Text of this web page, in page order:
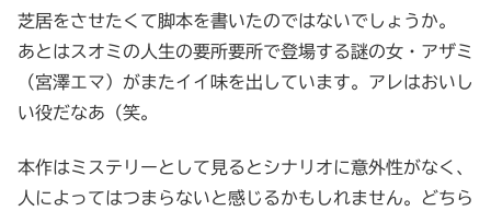
芝居をさせたくて脚本を書いたのではないでしょうか。
あとはスオミの人生の要所要所で登場する謎の女・アザミ
（宮澤エマ）がまたイイ味を出しています。アレはおいし
い役だなあ（笑。
本作はミステリーとして見るとシナリオに意外性がなく、
人によってはつまらないと感じるかもしれません。どちら